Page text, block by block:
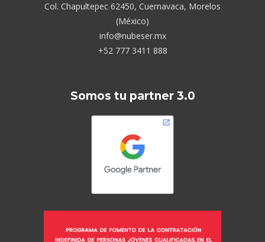
Col. Chapultepec 62450, Cuernavaca, Morelos
(México)
info@nubeser.mx
+52 777 3411 888
Somos tu partner 3.0